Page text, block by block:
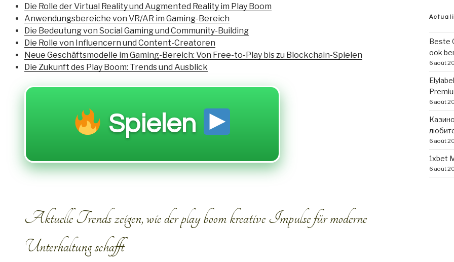
Die Rolle der Virtual Reality und Augmented Reality im Play Boom
Anwendungsbereiche von VR/AR im Gaming-Bereich
Die Bedeutung von Social Gaming und Community-Building
Die Rolle von Influencern und Content-Creatoren
Neue Geschäftsmodelle im Gaming-Bereich: Von Free-to-Play bis zu Blockchain-Spielen
Die Zukunft des Play Boom: Trends und Ausblick
Spielen
Aktuelle Trends zeigen, wie der play boom kreative Impulse für moderne
Unterhaltung schafft
Beste
ook
6 août
6 août
6 août
1xbet
6 août